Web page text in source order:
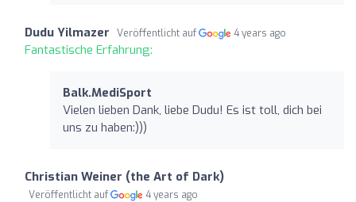
Dudu Yilmazer Veröffentlicht auf 4 years ago
Fantastische Erfahrung:
Balk.MediSport
Vielen lieben Dank, liebe Dudu! Es ist toll, dich bei
uns zu haben:)))
Christian Weiner (the Art of Dark)
Veröffentlicht auf 4 years ago